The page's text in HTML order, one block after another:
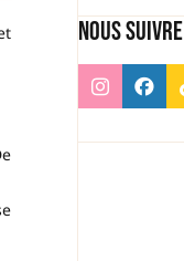
Nous suivre